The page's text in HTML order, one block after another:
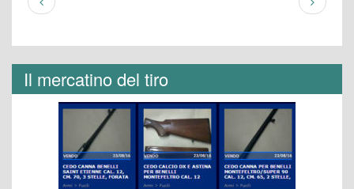
Il mercatino del tiro